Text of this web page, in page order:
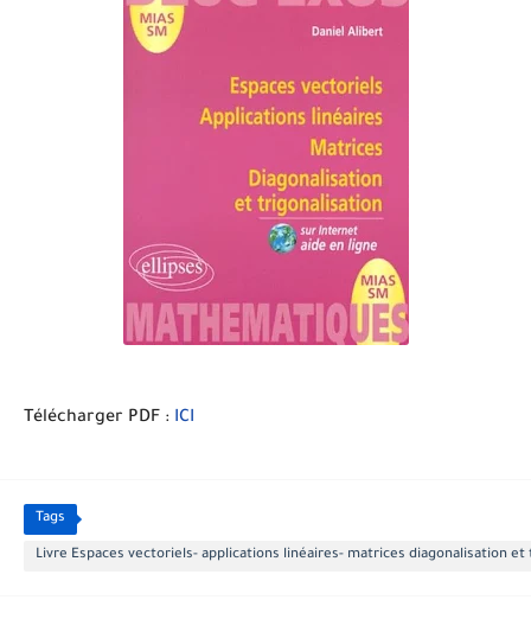
Télécharger PDF : ICI
Tags
Livre Espaces vectoriels- applications linéaires- matrices diagonalisation et